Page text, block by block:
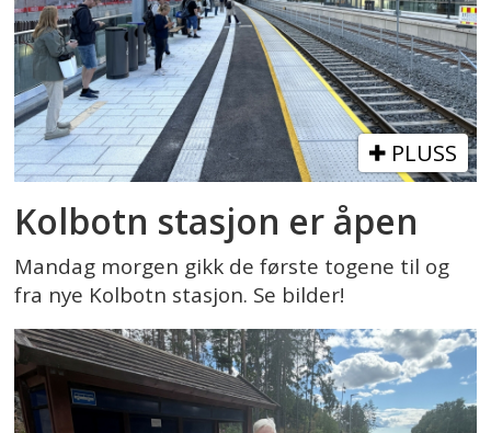
PLUSS
Kolbotn stasjon er åpen
Mandag morgen gikk de første togene til og
fra nye Kolbotn stasjon. Se bilder!